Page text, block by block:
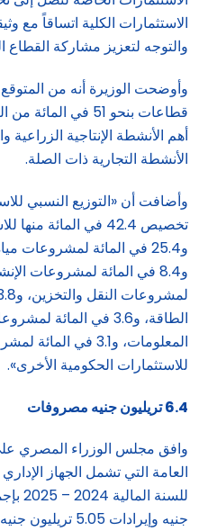
الاستثمارات الكلية اتساقاً مع
والتوجه لتعزيز مشاركة القطاع
وأوضحت الوزيرة أنه من
قطاعات بنحو 51 في
أهم الأنشطة الإنتاجية الزراعية
الأنشطة التجارية ذات الصلة.
وأضافت أن «التوزيع النسبي
تخصيص 42.4 في المائة
و25.4 في المائة
الطاقة، و3.6 في المائة
للاستثمارات الحكومية الأخرى».
6.4 تريليون جنيه مصروفات
وافق مجلس الوزراء المصري
العامة التي تشمل الجهاز
جنيه وإيرادات 5.05 تريليون جنيه.